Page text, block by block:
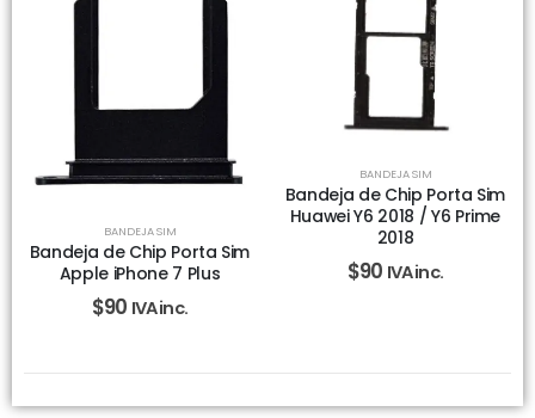
BANDEJA SIM
Bandeja de Chip Porta Sim
Apple iPhone 7 Plus
$90 IVA inc.
BANDEJA SIM
Bandeja de Chip Porta Sim
Huawei Y6 2018 / Y6 Prime
2018
$90 IVA inc.